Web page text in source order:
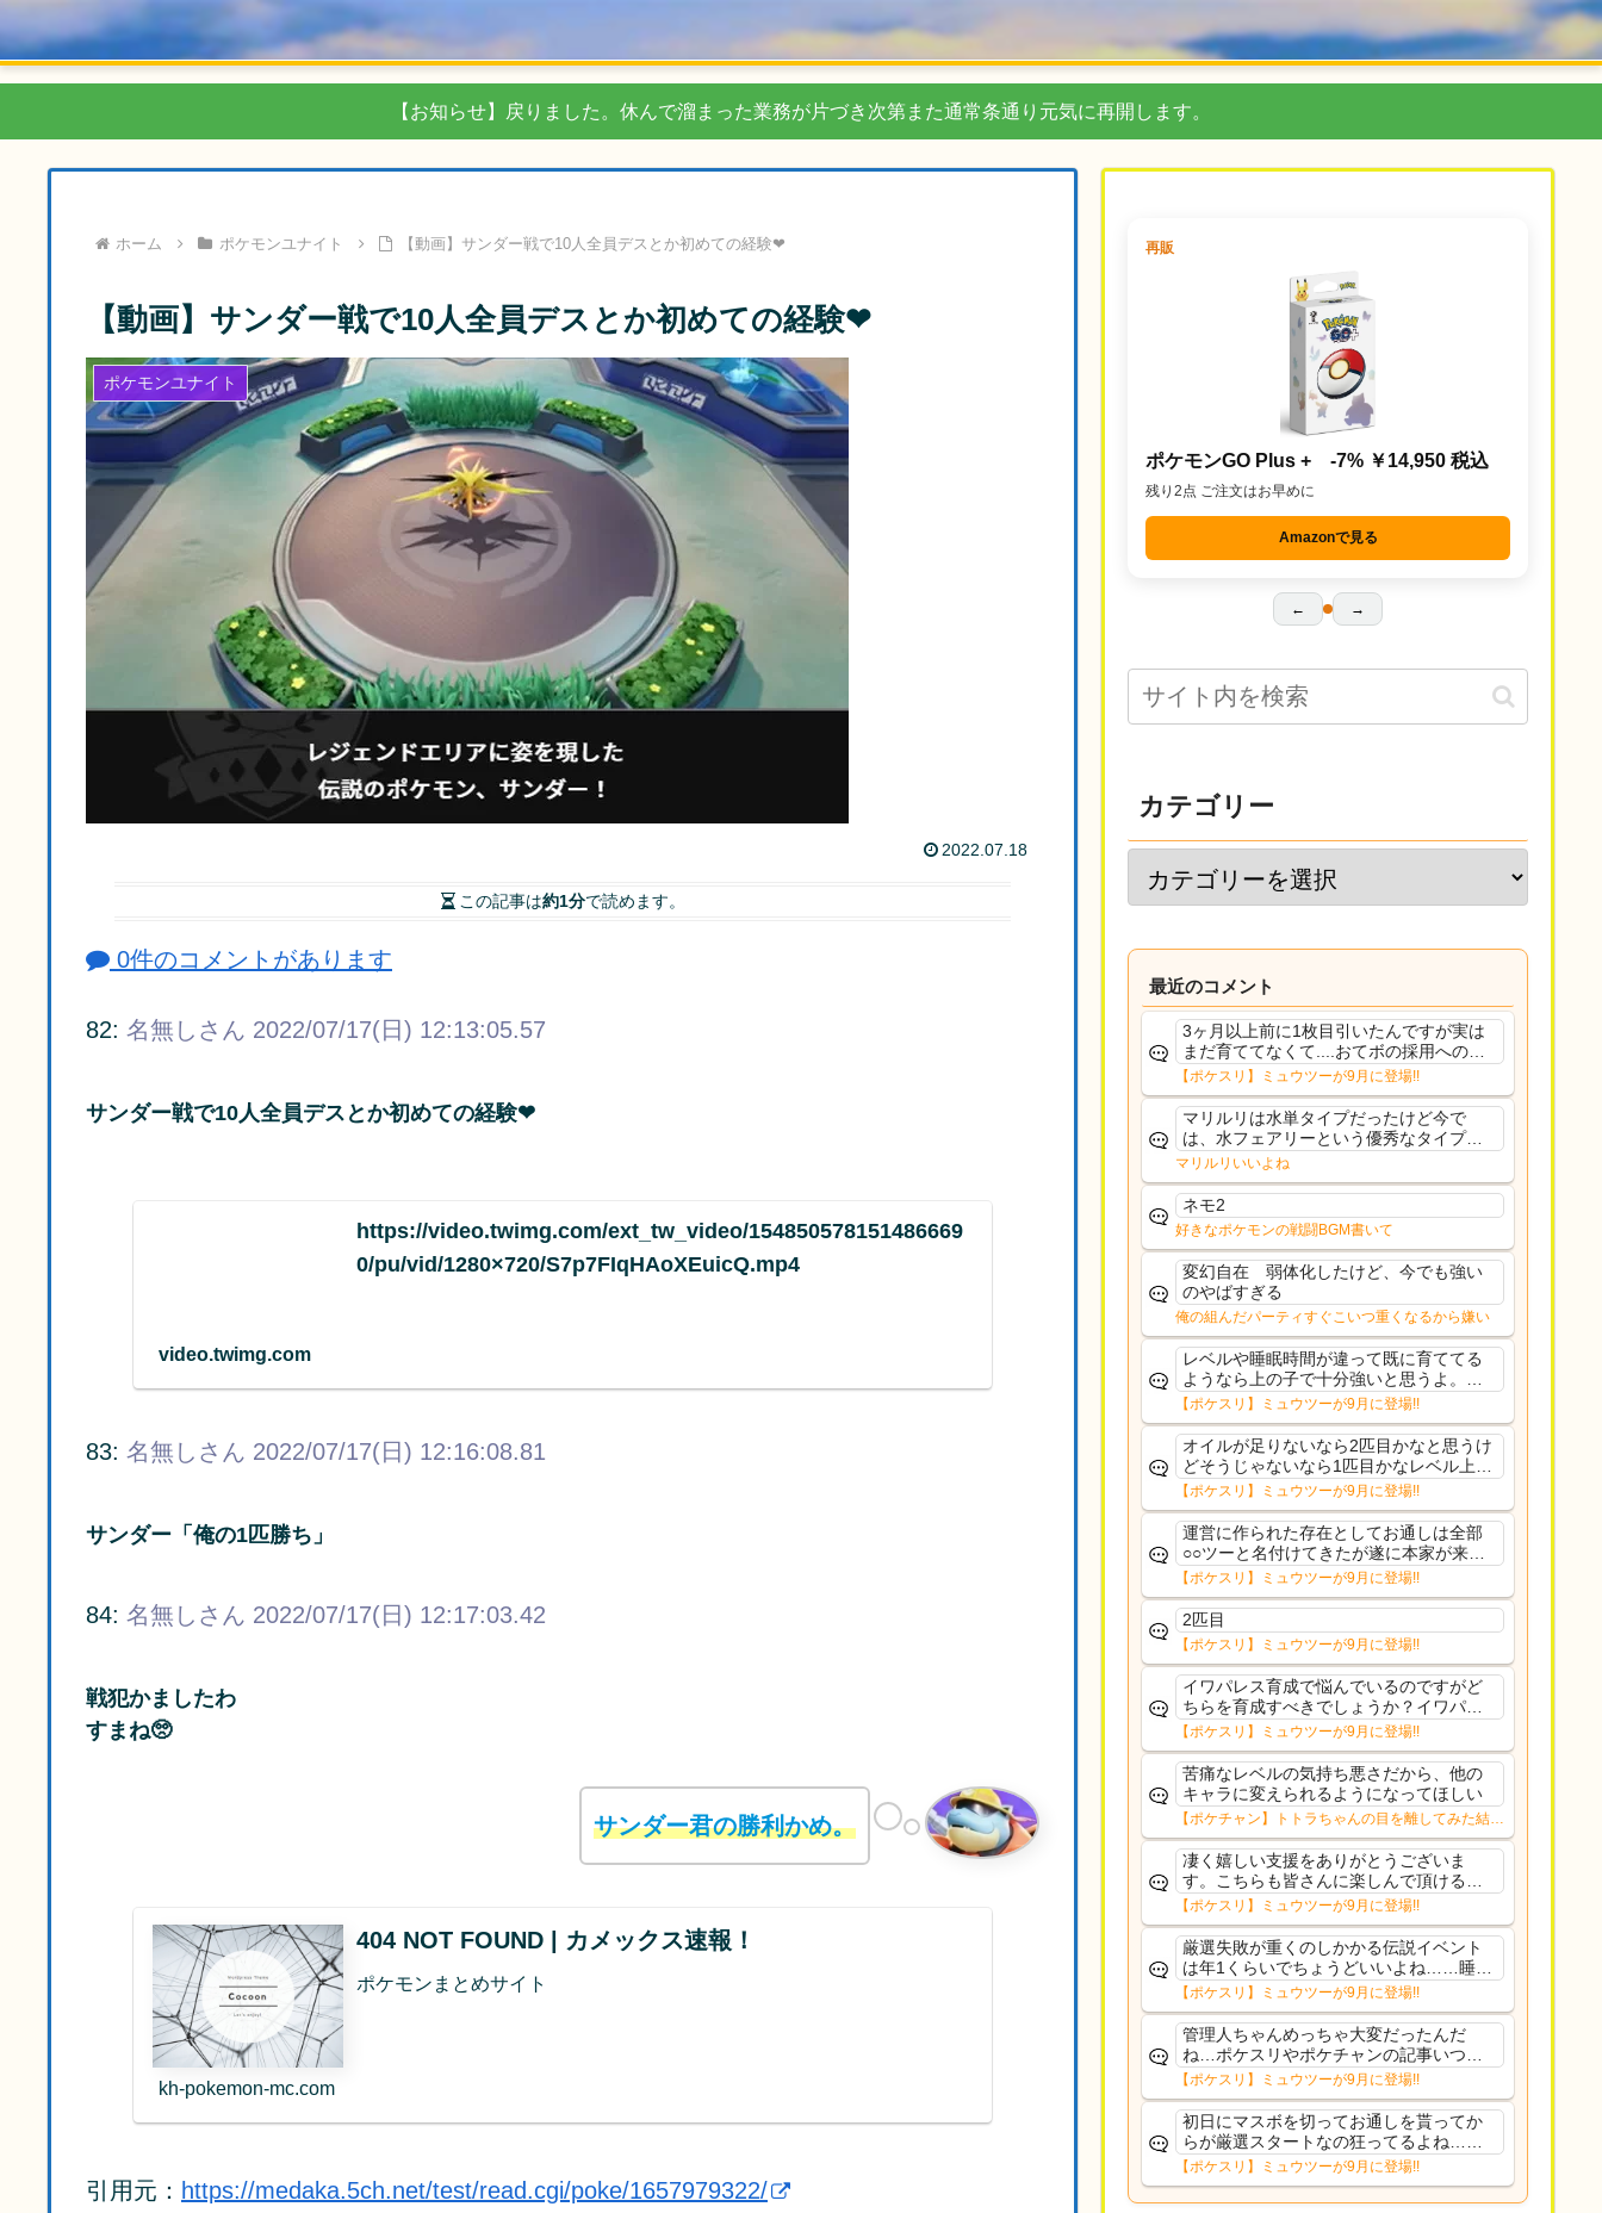
【お知らせ】戻りました。休んで溜まった業務が片づき次第また通常条通り元気に再開します。
ホーム ポケモンユナイト 【動画】サンダー戦で10人全員デスとか初めての経験❤
【動画】サンダー戦で10人全員デスとか初めての経験❤
ポケモンユナイト
2022.07.18
この記事は約1分で読めます。
0件のコメントがあります
82: 名無しさん 2022/07/17(日) 12:13:05.57
サンダー戦で10人全員デスとか初めての経験❤
https://video.twimg.com/ext_tw_video/154850578151486669
0/pu/vid/1280×720/S7p7FIqHAoXEuicQ.mp4
video.twimg.com
83: 名無しさん 2022/07/17(日) 12:16:08.81
サンダー「俺の1匹勝ち」
84: 名無しさん 2022/07/17(日) 12:17:03.42
戦犯かましたわ
すまね🥺
サンダー君の勝利かめ。
404 NOT FOUND | カメックス速報！
ポケモンまとめサイト
kh-pokemon-mc.com
引用元： https://medaka.5ch.net/test/read.cgi/poke/1657979322/
再販
ポケモンGO Plus + -7% ￥14,950 税込
残り2点 ご注文はお早めに
Amazonで見る
← →
カテゴリー
最近のコメント
3ヶ月以上前に1枚目引いたんですが実は
まだ育ててなくて....おてボの採用への影
響は勉強になります。ありがとうござい
ますオイルはだいぶ強めのABBレントラ
ーいて芋の方が不安なんで1枚目にしよう
かなと思...
【ポケスリ】ミュウツーが9月に登場!!
マリルリは水単タイプだったけど今で
は、水フェアリーという優秀なタイプだ
な、後特性力持ちって見た目と全然違う
な
マリルリいいよね
ネモ2
好きなポケモンの戦闘BGM書いて
変幻自在 弱体化したけど、今でも強い
のやばすぎる
俺の組んだパーティすぐこいつ重くなるから嫌い
レベルや睡眠時間が違って既に育ててる
ようなら上の子で十分強いと思うよ。ヒ
ーラーであれば常駐適正高いからおてぼ
欲しいけど、イワパはカレー週かサラダ
週の補助がメインだし、金種入れてるな
ら育て直す必要もない...
【ポケスリ】ミュウツーが9月に登場!!
オイルが足りないなら2匹目かなと思うけ
どそうじゃないなら1匹目かなレベル上げ
もしんどいし
【ポケスリ】ミュウツーが9月に登場!!
運営に作られた存在としてお通しは全部
○○ツーと名付けてきたが遂に本家が来て
しまった
【ポケスリ】ミュウツーが9月に登場!!
2匹目
【ポケスリ】ミュウツーが9月に登場!!
イワパレス育成で悩んでいるのですがど
ちらを育成すべきでしょうか？イワパレ
スは常駐だと思うのでスキル回数犠牲に
してでもおてぼある方が良いのかなと思
っていますがどうでしょうか
【ポケスリ】ミュウツーが9月に登場!!
苦痛なレベルの気持ち悪さだから、他の
キャラに変えられるようになってほしい
【ポケチャン】トトラちゃんの目を離してみた結果
www→【画像】
凄く嬉しい支援をありがとうございま
す。こちらも皆さんに楽しんで頂けるよ
う今後もコツコツ頑張りますね。
【ポケスリ】ミュウツーが9月に登場!!
厳選失敗が重くのしかかる伝説イベント
は年1くらいでちょうどいいよね……睡眠
アプリ（）なのにユーザー疲弊させてど
うすんねん
【ポケスリ】ミュウツーが9月に登場!!
管理人ちゃんめっちゃ大変だったんだ
ね…ポケスリやポケチャンの記事いつも
楽しみにしてます直接支援できなくて申
し訳ないけど見ていて楽しめるコメント
ができるように頑張るね
【ポケスリ】ミュウツーが9月に登場!!
初日にマスボを切ってお通しを貰ってか
らが厳選スタートなの狂ってるよね…自
分はとりあえずスキル補正の性格とスキ
確1つ付いてればええか位に考えてるけど
それですらキツいし
【ポケスリ】ミュウツーが9月に登場!!